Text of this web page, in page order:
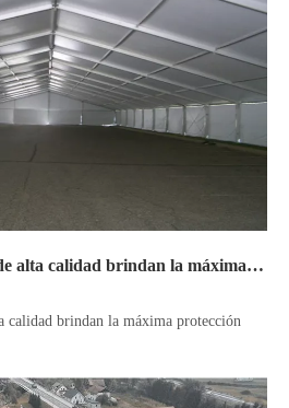
Las carpas de almacén de alta calidad brindan la máxima protección contra las condiciones climáticas
calidad brindan la máxima protección